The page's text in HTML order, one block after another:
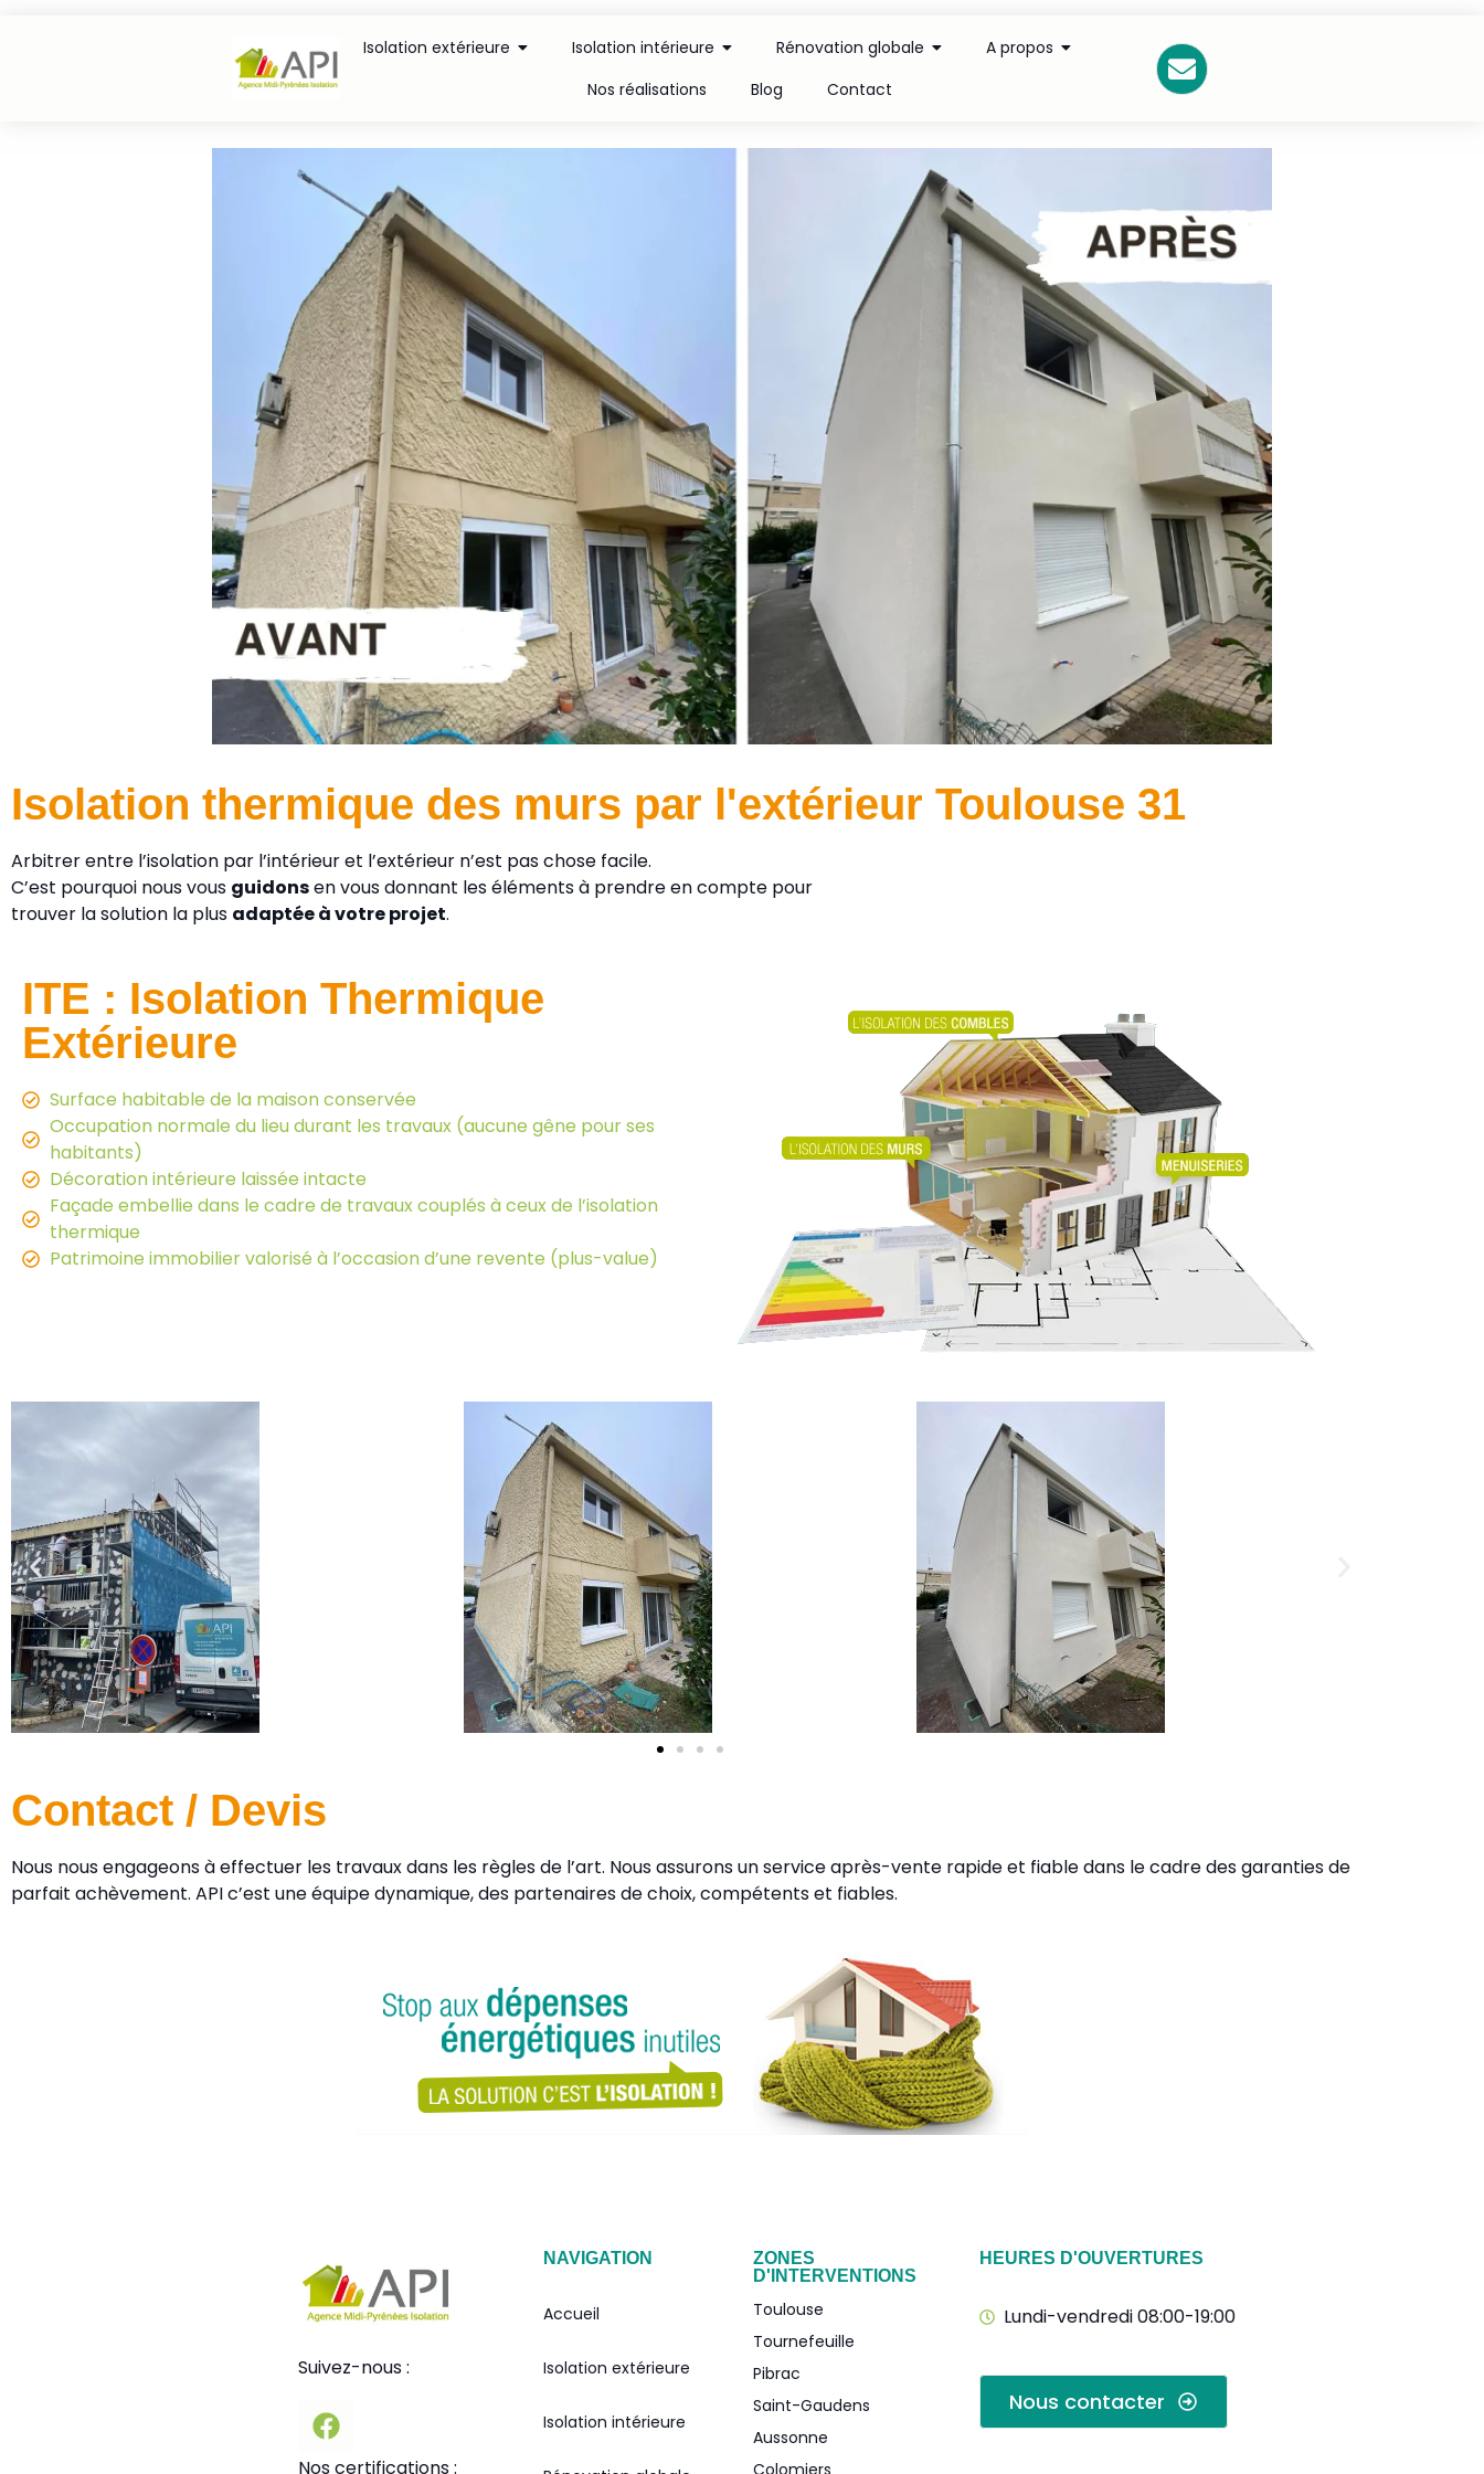
Isolation extérieure Isolation intérieure Rénovation globale
A propos
Nos réalisations
Blog Contact
Isolation thermique des murs par l'extérieur Toulouse 31
Arbitrer entre l’isolation par l’intérieur et l’extérieur n’est pas chose facile.
C’est pourquoi nous vous guidonsen vous donnant les éléments à prendre en compte pour
trouver la solution la plus adaptée à votre projet.
ITE : Isolation Thermique
Extérieure
Surface habitable de la maison conservée
Occupation normale du lieu durant les travaux (aucune gêne pour ses
habitants)
Décoration intérieure laissée intacte
Façade embellie dans le cadre de travaux couplés à ceux de l’isolation
thermique
Patrimoine immobilier valorisé à l’occasion d’une revente (plus-value)
Contact / Devis
Nous nous engageons à effectuer les travaux dans les règles de l’art. Nous assurons un service après-vente rapide et fiable dans le cadre des garanties de
parfait achèvement. API c’est une équipe dynamique, des partenaires de choix, compétents et fiables.
Suivez-nous :
Nos certifications :
NAVIGATION
Accueil
Isolation extérieure
Isolation intérieure
ZONES
D'INTERVENTIONS
Toulouse
Tournefeuille
Pibrac
Saint-Gaudens
Aussonne
Colomiers
HEURES D'OUVERTURES
Lundi-vendredi 08:00-19:00
Nous contacter